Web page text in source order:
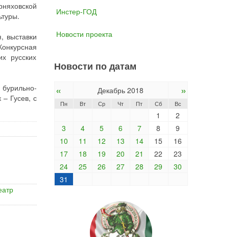
выставки
русских
– Гусев, с
Инстер-ГОД
Новости проекта
Новости по датам
« Декабрь 2018 »
Пн Вт Ср Чт Пт Сб Вс
1
2
3
4 5 6 7 8
9
10
11 12 13 14 15
16
17
18 19 20 21 22
23
24
25 26 27 28 29
30
31